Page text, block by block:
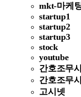
mkt-마케
startup1
startup2
startup3
stock
youtube
간호조무
간호조무
고시넷